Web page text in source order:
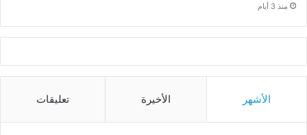
منذ 3 أيام
الأشهر الأخيرة تعليقات